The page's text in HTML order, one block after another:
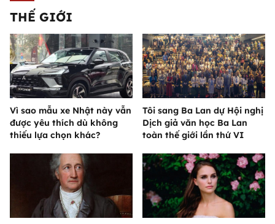
THẾ GIỚI
Vì sao mẫu xe Nhật này vẫn
được yêu thích dù không
thiếu lựa chọn khác?
Tôi sang Ba Lan dự Hội nghị
Dịch giả văn học Ba Lan
toàn thế giới lần thứ VI